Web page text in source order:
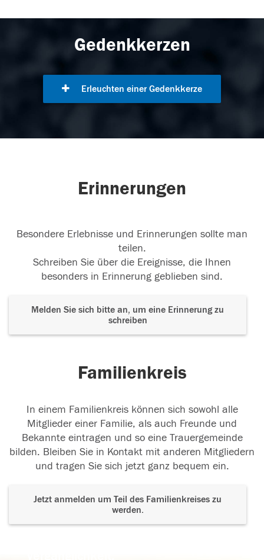
Gedenkkerzen
Erleuchten einer Gedenkkerze
Erinnerungen
Besondere Erlebnisse und Erinnerungen sollte man
teilen.
Schreiben Sie über die Ereignisse, die Ihnen
besonders in Erinnerung geblieben sind.
Melden Sie sich bitte an, um eine Erinnerung zu
schreiben
Familienkreis
In einem Familienkreis können sich sowohl alle
Mitglieder einer Familie, als auch Freunde und
Bekannte eintragen und so eine Trauergemeinde
bilden. Bleiben Sie in Kontakt mit anderen Mitgliedern
und tragen Sie sich jetzt ganz bequem ein.
Jetzt anmelden um Teil des Familienkreises zu
werden.